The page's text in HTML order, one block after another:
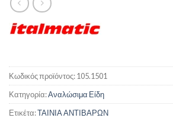
Κωδικός προϊόντος:105.1501
Κατηγορία:Αναλώσιμα Είδη
Ετικέτα:ΤΑΙΝΙΑ ΑΝΤΙΒΑΡΩΝ